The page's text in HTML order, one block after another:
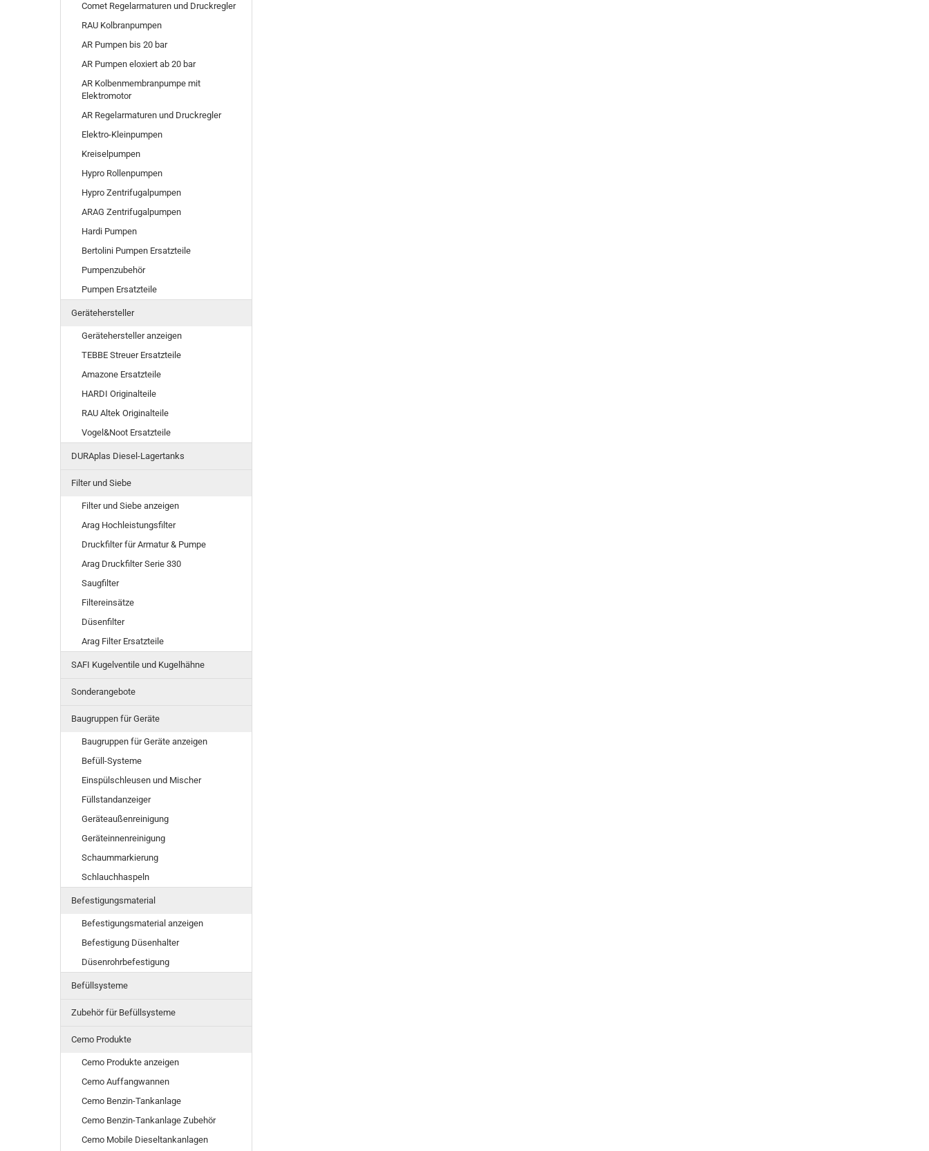
Comet Regelarmaturen und Druckregler
RAU Kolbranpumpen
AR Pumpen bis 20 bar
AR Pumpen eloxiert ab 20 bar
AR Kolbenmembranpumpe mit
Elektromotor
AR Regelarmaturen und Druckregler
Elektro-Kleinpumpen
Kreiselpumpen
Hypro Rollenpumpen
Hypro Zentrifugalpumpen
ARAG Zentrifugalpumpen
Hardi Pumpen
Bertolini Pumpen Ersatzteile
Pumpenzubehör
Pumpen Ersatzteile
Gerätehersteller
Gerätehersteller anzeigen
TEBBE Streuer Ersatzteile
Amazone Ersatzteile
HARDI Originalteile
RAU Altek Originalteile
Vogel&Noot Ersatzteile
DURAplas Diesel-Lagertanks
Filter und Siebe
Filter und Siebe anzeigen
Arag Hochleistungsfilter
Druckfilter für Armatur & Pumpe
Arag Druckfilter Serie 330
Saugfilter
Filtereinsätze
Düsenfilter
Arag Filter Ersatzteile
SAFI Kugelventile und Kugelhähne
Sonderangebote
Baugruppen für Geräte
Baugruppen für Geräte anzeigen
Befüll-Systeme
Einspülschleusen und Mischer
Füllstandanzeiger
Geräteaußenreinigung
Geräteinnenreinigung
Schaummarkierung
Schlauchhaspeln
Befestigungsmaterial
Befestigungsmaterial anzeigen
Befestigung Düsenhalter
Düsenrohrbefestigung
Befüllsysteme
Zubehör für Befüllsysteme
Cemo Produkte
Cemo Produkte anzeigen
Cemo Auffangwannen
Cemo Benzin-Tankanlage
Cemo Benzin-Tankanlage Zubehör
Cemo Mobile Dieseltankanlagen